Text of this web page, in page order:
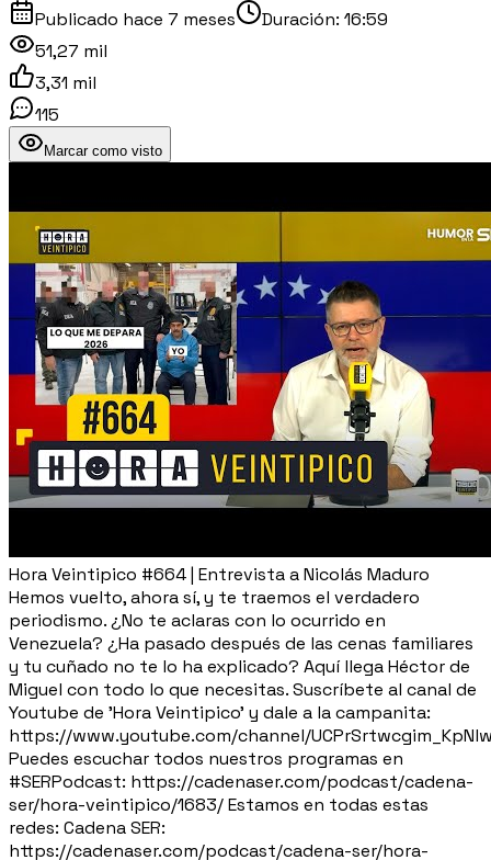
Publicado hace 7 meses Duración: 16:59
51,27 mil
3,31 mil
115
Marcar como visto
Hora Veintipico #664 | Entrevista a Nicolás Maduro
Hemos vuelto, ahora sí, y te traemos el verdadero
periodismo. ¿No te aclaras con lo ocurrido en
Venezuela? ¿Ha pasado después de las cenas familiares
y tu cuñado no te lo ha explicado? Aquí llega Héctor de
Miguel con todo lo que necesitas. Suscríbete al canal de
Youtube de 'Hora Veintipico' y dale a la campanita:
https://www.youtube.com/channel/
Puedes escuchar todos nuestros programas en
#SERPodcast: https://cadenaser.com/podcast/cadena-
ser/hora-veintipico/1683/ Estamos en todas estas
redes: Cadena SER:
https://cadenaser.com/podcast/cadena-ser/hora-